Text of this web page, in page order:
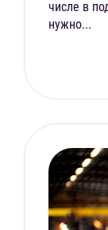
числе в
нужно...